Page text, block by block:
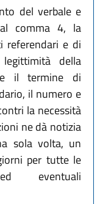
del verbale e
comma 4, la
referendari e di
della
il termine di
il numero e
la necessità
ne dà notizia
sola volta, un
per tutte le
eventuali